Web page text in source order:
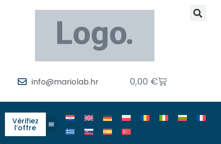
info@mariolab.hr 0,00 €
Vérifiez
l’offre